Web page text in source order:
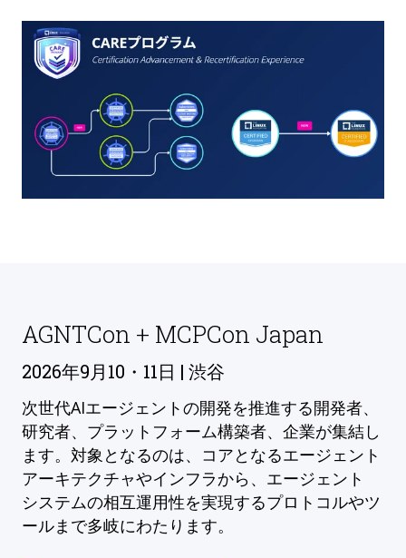
AGNTCon + MCPCon Japan
2026年9月10・11日 | 渋谷
次世代AIエージェントの開発を推進する開発者、
研究者、プラットフォーム構築者、企業が集結し
ます。対象となるのは、コアとなるエージェント
アーキテクチャやインフラから、エージェント
システムの相互運用性を実現するプロトコルやツ
ールまで多岐にわたります。